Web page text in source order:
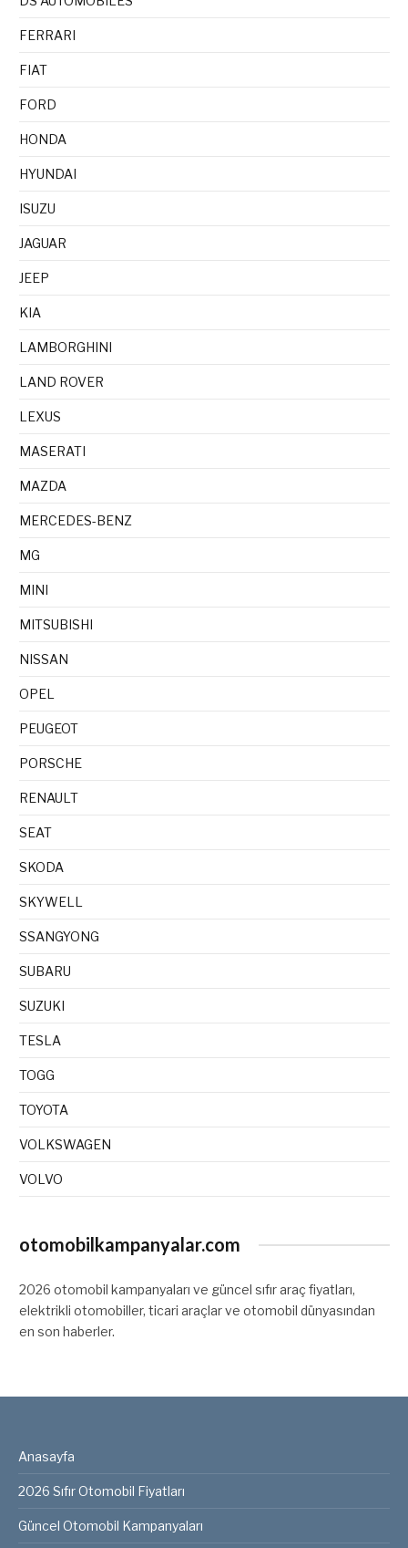
FERRARI
FIAT
FORD
HONDA
HYUNDAI
ISUZU
JAGUAR
JEEP
KIA
LAMBORGHINI
LAND ROVER
LEXUS
MASERATI
MAZDA
MERCEDES-BENZ
MG
MINI
MITSUBISHI
NISSAN
OPEL
PEUGEOT
PORSCHE
RENAULT
SEAT
SKODA
SKYWELL
SSANGYONG
SUBARU
SUZUKI
TESLA
TOGG
TOYOTA
VOLKSWAGEN
VOLVO
otomobilkampanyalar.com
2026 otomobil kampanyaları ve güncel sıfır araç fiyatları,
elektrikli otomobiller, ticari araçlar ve otomobil dünyasından
en son haberler.
Anasayfa
2026 Sıfır Otomobil Fiyatları
Güncel Otomobil Kampanyaları